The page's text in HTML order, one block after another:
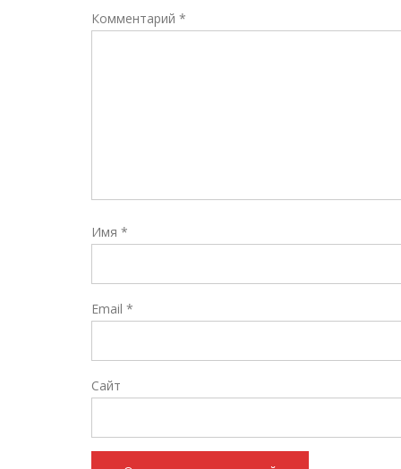
Комментарий *
Имя *
Email *
Сайт